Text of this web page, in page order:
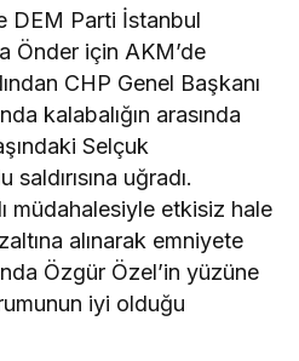
DEM Parti İstanbul
Önder için AKM’de
CHP Genel Başkanı
kalabalığın arasında
Selçuk
uğradı.
müdahalesiyle etkisiz hale
alınarak emniyete
Özgür Özel’in yüzüne
iyi olduğu